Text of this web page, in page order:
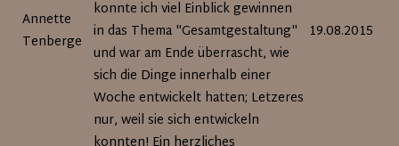
Annette
Tenberge
konnte ich viel Einblick gewinnen
in das Thema "Gesamtgestaltung"
und war am Ende überrascht, wie
sich die Dinge innerhalb einer
Woche entwickelt hatten; Letzeres
nur, weil sie sich entwickeln
19.08.2015